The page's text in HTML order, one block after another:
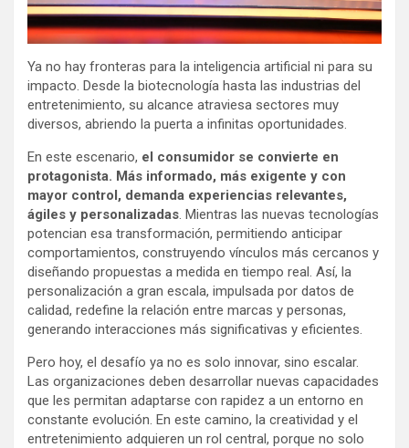
Ya no hay fronteras para la inteligencia artificial ni para su
impacto. Desde la biotecnología hasta las industrias del
entretenimiento, su alcance atraviesa sectores muy
diversos, abriendo la puerta a infinitas oportunidades.
En este escenario, el consumidor se convierte en
protagonista. Más informado, más exigente y con
mayor control, demanda experiencias relevantes,
ágiles y personalizadas. Mientras las nuevas tecnologías
potencian esa transformación, permitiendo anticipar
comportamientos, construyendo vínculos más cercanos y
diseñando propuestas a medida en tiempo real. Así, la
personalización a gran escala, impulsada por datos de
calidad, redefine la relación entre marcas y personas,
generando interacciones más significativas y eficientes.
Pero hoy, el desafío ya no es solo innovar, sino escalar.
Las organizaciones deben desarrollar nuevas capacidades
que les permitan adaptarse con rapidez a un entorno en
constante evolución. En este camino, la creatividad y el
entretenimiento adquieren un rol central, porque no solo